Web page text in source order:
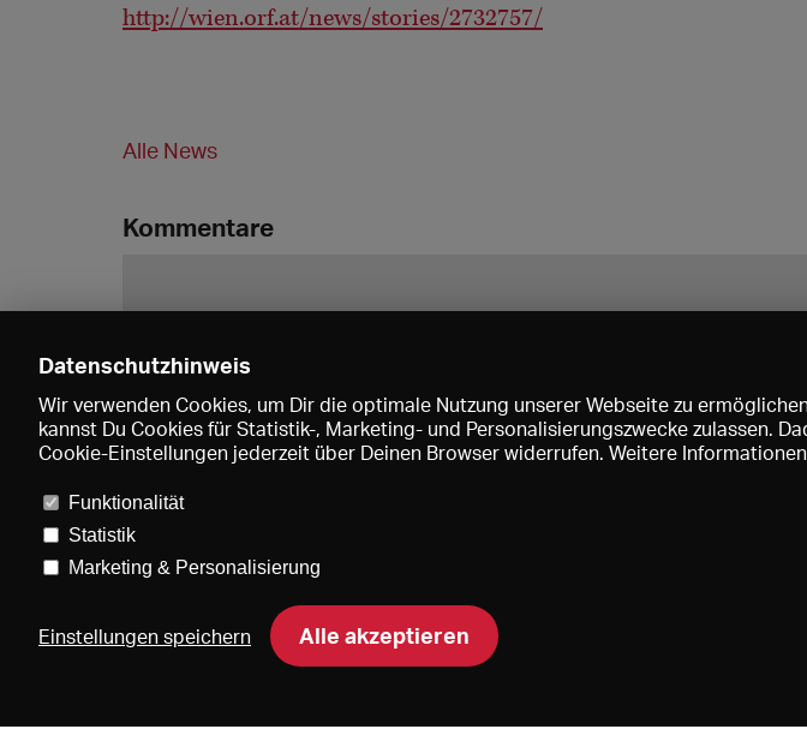
http://wien.orf.at/news/stories/2732757/
Alle News
Kommentare
Datenschutzhinweis
Wir verwenden Cookies, um Dir die optimale Nutzung unserer Webseite zu
kannst Du Cookies für Statistik-, Marketing- und Personalisierungszwecke zulassen.
Cookie-Einstellungen jederzeit über Deinen Browser widerrufen. Weitere
Funktionalität
Statistik
Marketing & Personalisierung
Einstellungen speichern Alle akzeptieren